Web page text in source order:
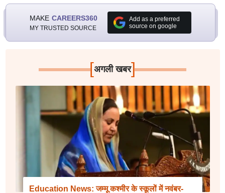
MAKE CAREERS360
MY TRUSTED SOURCE
Add as a preferred
source on google
[अगली खबर]
Education News: जम्मू कश्मीर के स्कूलों में नवंबर-